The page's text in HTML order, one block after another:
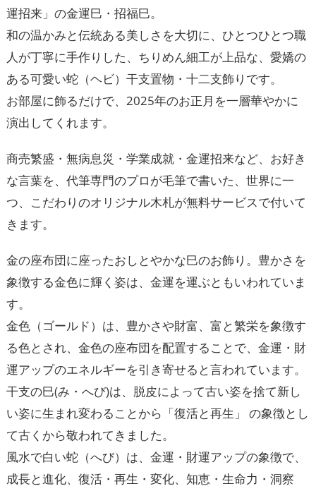
運招来」の金運巳・招福巳。
和の温かみと伝統ある美しさを大切に、ひとつひとつ職
人が丁寧に手作りした、ちりめん細工が上品な、愛嬌の
ある可愛い蛇（ヘビ）干支置物・十二支飾りです。
お部屋に飾るだけで、2025年のお正月を一層華やかに
演出してくれます。
商売繁盛・無病息災・学業成就・金運招来など、お好き
な言葉を、代筆専門のプロが毛筆で書いた、世界に一
つ、こだわりのオリジナル木札が無料サービスで付いて
きます。
金の座布団に座ったおしとやかな巳のお飾り。豊かさを
象徴する金色に輝く姿は、金運を運ぶともいわれていま
す。
金色（ゴールド）は、豊かさや財富、富と繁栄を象徴す
る色とされ、金色の座布団を配置することで、金運・財
運アップのエネルギーを引き寄せると言われています。
干支の巳(み・へび)は、脱皮によって古い姿を捨て新し
い姿に生まれ変わることから「復活と再生」 の象徴とし
て古くから敬われてきました。
風水で白い蛇（へび）は、金運・財運アップの象徴で、
成長と進化、復活・再生・変化、知恵・生命力・洞察